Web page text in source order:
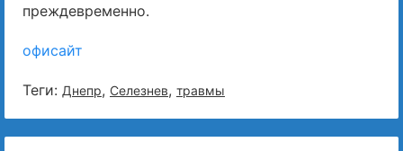
преждевременно.
офисайт
Теги: Днепр, Селезнев, травмы